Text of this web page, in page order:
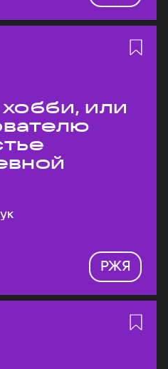
или
РЖЯ